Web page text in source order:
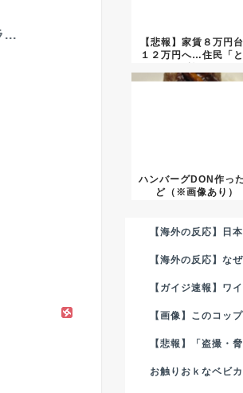
...
【悲報】家賃８万円
１２万円へ…住民「
ハンバーグDON作っ
ど（※画像あり）
【海外の反応】日
【海外の反応】な
【ガイジ速報】ワ
【画像】このコッ
【悲報】「盗撮・
お触りおｋなベビ